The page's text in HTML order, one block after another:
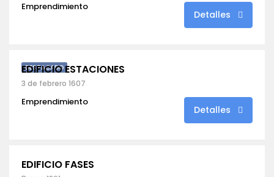
Emprendimiento
Detalles
DESTACADO
EDIFICIO ESTACIONES
3 de febrero 1607
Emprendimiento
Detalles
EDIFICIO FASES